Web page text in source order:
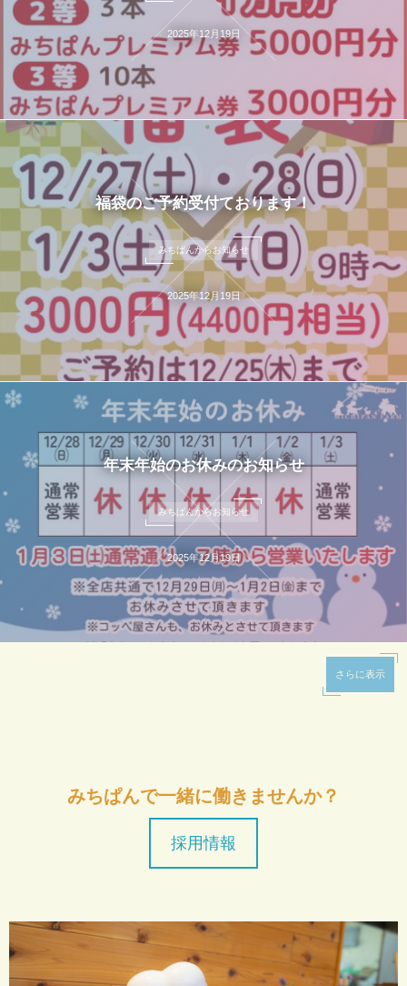
2025年12月19日
福袋のご予約受付ております！
みちぱんからお知らせ
2025年12月19日
年末年始のお休みのお知らせ
みちぱんからお知らせ
2025年12月19日
さらに表示
みちぱんで一緒に働きませんか？
採用情報